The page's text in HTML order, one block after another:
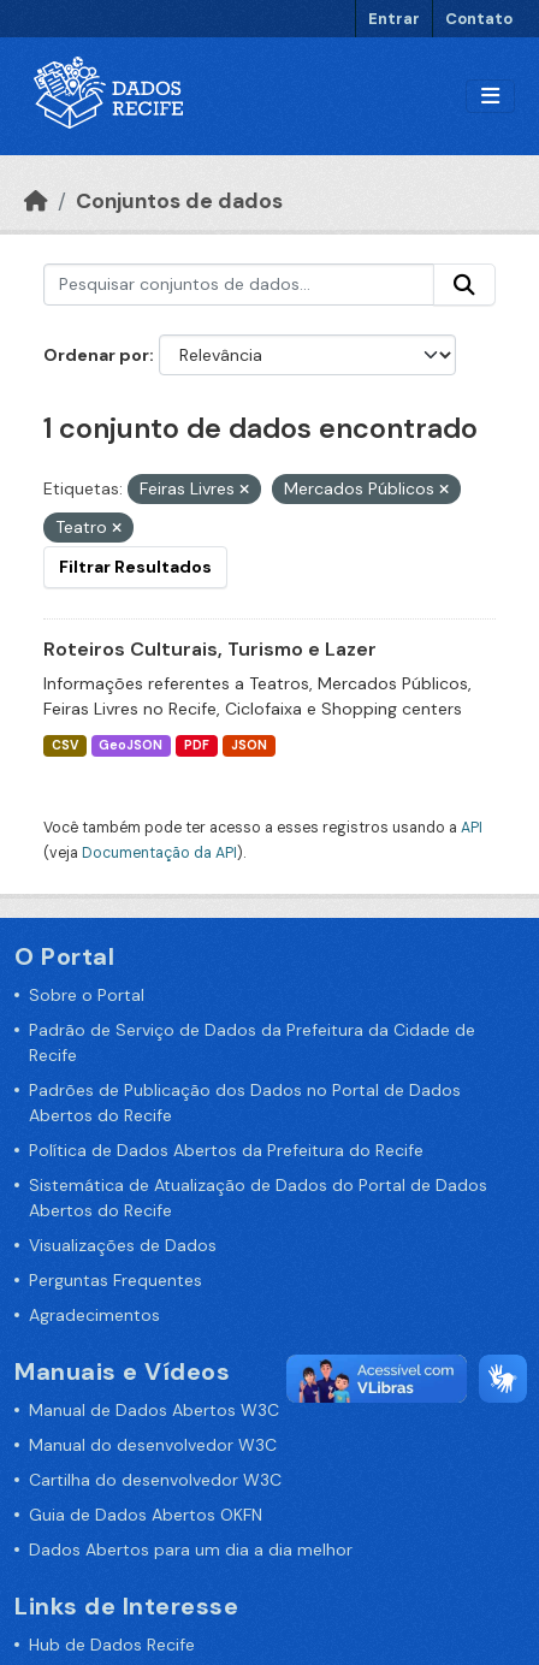
Entrar Contato
Conjuntos de dados
Ordenar por
1 conjunto de dados encontrado
Etiquetas: Feiras Livres
Mercados Públicos
Teatro
Filtrar Resultados
Roteiros Culturais, Turismo e Lazer
Informações referentes a Teatros, Mercados Públicos,
Feiras Livres no Recife, Ciclofaixa e Shopping centers
CSV GeoJSON PDF JSON
Você também pode ter acesso a esses registros usando a API
(veja Documentação da API).
O Portal
Sobre o Portal
Padrão de Serviço de Dados da Prefeitura da Cidade de
Recife
Padrões de Publicação dos Dados no Portal de Dados
Abertos do Recife
Política de Dados Abertos da Prefeitura do Recife
Sistemática de Atualização de Dados do Portal de Dados
Abertos do Recife
Visualizações de Dados
Perguntas Frequentes
Agradecimentos
Manuais e Vídeos
Manual de Dados Abertos W3C
Manual do desenvolvedor W3C
Cartilha do desenvolvedor W3C
Guia de Dados Abertos OKFN
Dados Abertos para um dia a dia melhor
Links de Interesse
Hub de Dados Recife